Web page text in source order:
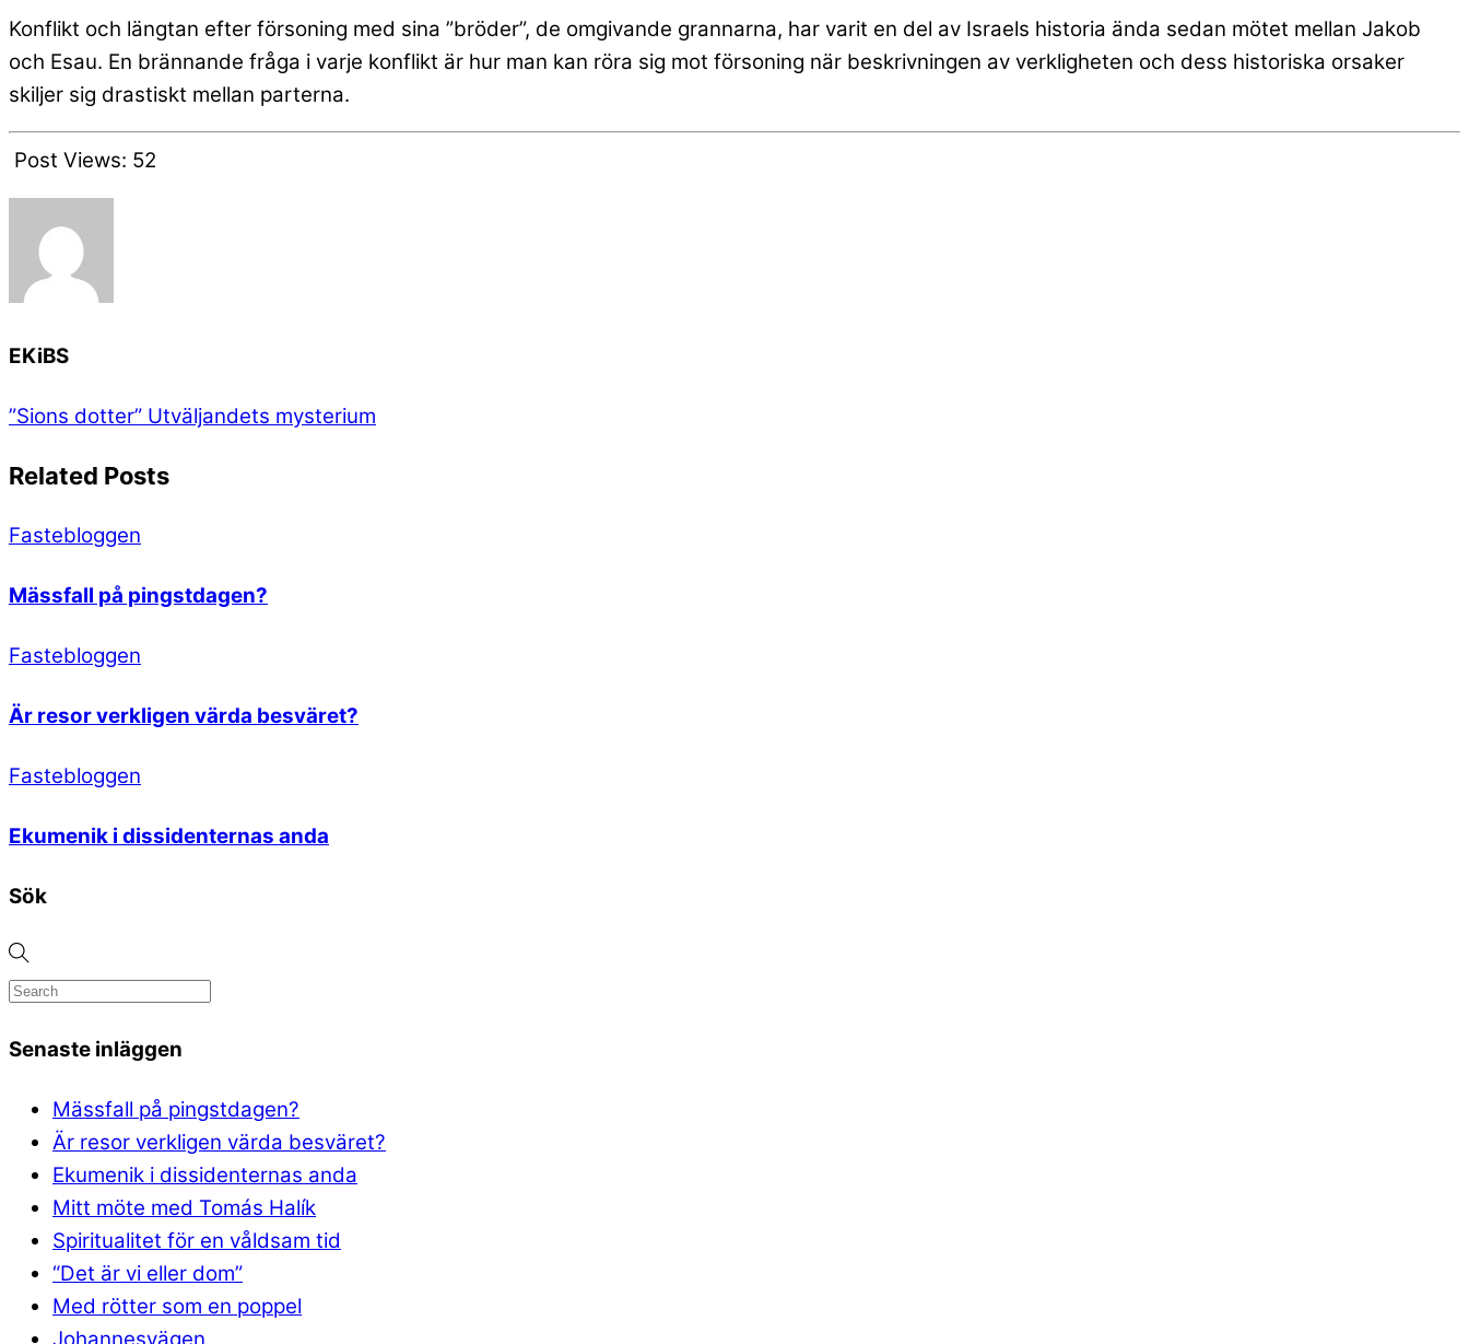
Konflikt och längtan efter försoning med sina ”bröder”, de omgivande grannarna, har varit en del av Israels historia ända sedan mötet mellan Jakob
och Esau. En brännande fråga i varje konflikt är hur man kan röra sig mot försoning när beskrivningen av verkligheten och dess historiska orsaker
skiljer sig drastiskt mellan parterna.
Post Views: 52
EKiBS
”Sions dotter” Utväljandets mysterium
Related Posts
Fastebloggen
Mässfall på pingstdagen?
Fastebloggen
Är resor verkligen värda besväret?
Fastebloggen
Ekumenik i dissidenternas anda
Sök
Senaste inläggen
Mässfall på pingstdagen?
Är resor verkligen värda besväret?
Ekumenik i dissidenternas anda
Mitt möte med Tomás Halík
Spiritualitet för en våldsam tid
“Det är vi eller dom”
Med rötter som en poppel
Johannesvägen